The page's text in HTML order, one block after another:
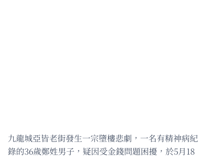
九龍城亞皆老街發生一宗墮樓悲劇，一名有精神病紀
錄的36歲鄭姓男子，疑因受金錢問題困擾，於5月18